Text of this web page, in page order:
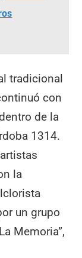
tradicional
con
de la
1314.
la
un grupo
Memoria”,